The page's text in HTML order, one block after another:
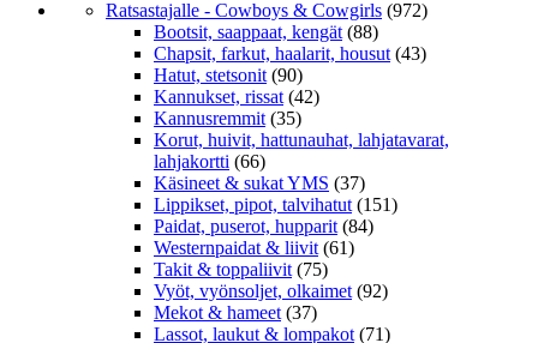
Ratsastajalle - Cowboys & Cowgirls (972)
Bootsit, saappaat, kengät (88)
Chapsit, farkut, haalarit, housut (43)
Hatut, stetsonit (90)
Kannukset, rissat (42)
Kannusremmit (35)
Korut, huivit, hattunauhat, lahjatavarat,
lahjakortti (66)
Käsineet & sukat YMS (37)
Lippikset, pipot, talvihatut (151)
Paidat, puserot, hupparit (84)
Westernpaidat & liivit (61)
Takit & toppaliivit (75)
Vyöt, vyönsoljet, olkaimet (92)
Mekot & hameet (37)
Lassot, laukut & lompakot (71)